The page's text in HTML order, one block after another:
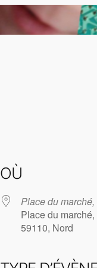
OÙ
Place du
Place du
59110, Nord